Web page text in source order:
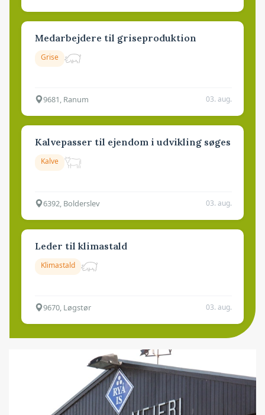
Medarbejdere til griseproduktion
Grise
9681, Ranum 03. aug.
Kalvepasser til ejendom i udvikling søges
Kalve
6392, Bolderslev 03. aug.
Leder til klimastald
Klimastald
9670, Løgstør 03. aug.